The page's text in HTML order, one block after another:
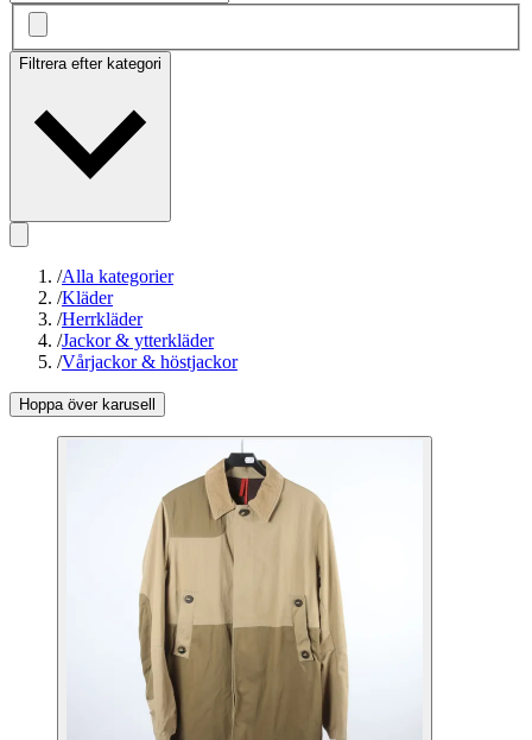
Filtrera efter kategori
/Alla kategorier
/Kläder
/Herrkläder
/Jackor & ytterkläder
/Vårjackor & höstjackor
Hoppa över karusell